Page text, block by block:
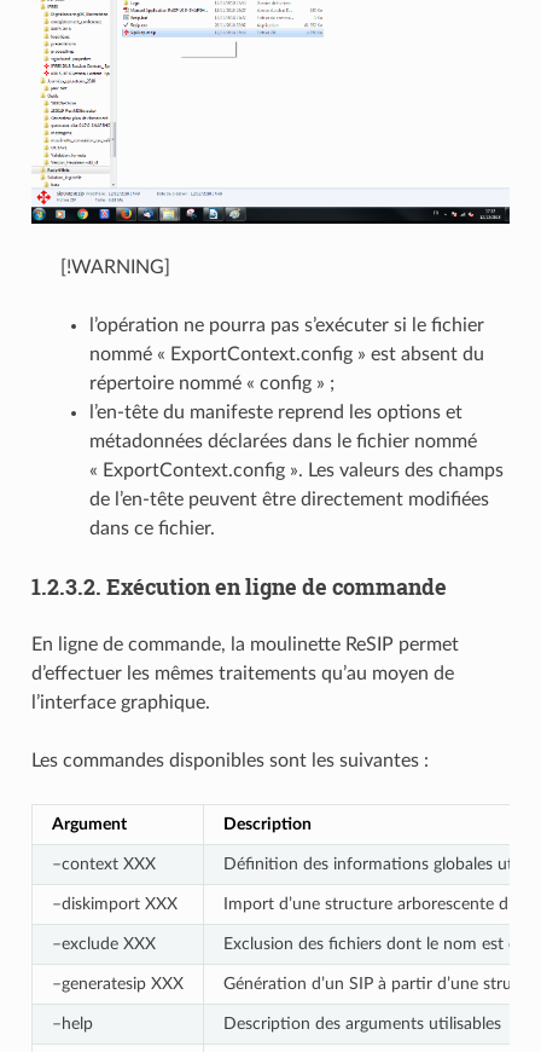
[!WARNING]
l’opération ne pourra pas s’exécuter si le fichier
nommé « ExportContext.config » est absent du
répertoire nommé « config » ;
l’en-tête du manifeste reprend les options et
métadonnées déclarées dans le fichier nommé
« ExportContext.config ». Les valeurs des champs
de l’en-tête peuvent être directement modifiées
dans ce fichier.
1.2.3.2. Exécution en ligne de commande
En ligne de commande, la moulinette ReSIP permet
d’effectuer les mêmes traitements qu’au moyen de
l’interface graphique.
Les commandes disponibles sont les suivantes :
Argument Description
–context XXX Définition des informations globales
–diskimport XXX Import d’une structure arborescente
–exclude XXX Exclusion des fichiers dont le nom est
–generatesip XXX Génération d’un SIP à partir d’une
–help Description des arguments utilisables